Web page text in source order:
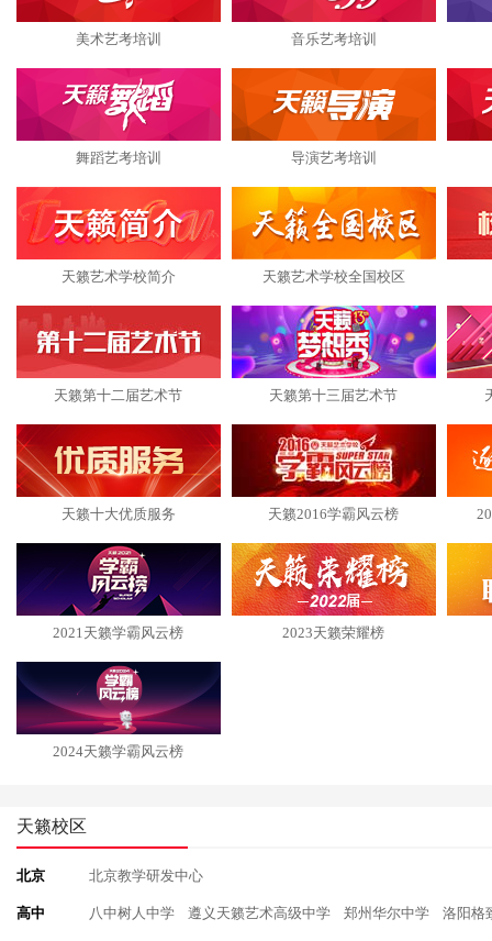
美术艺考培训 音乐艺考培训
舞蹈艺考培训 导演艺考培训
天籁艺术学校简介 天籁艺术学校全国校区
天籁第十二届艺术节 天籁第十三届艺术节
天籁十大优质服务 天籁2016学霸风云榜
2021天籁学霸风云榜 2023天籁荣耀榜
2024天籁学霸风云榜
天籁校区
北京 北京教学研发中心
高中 八中树人中学 遵义天籁艺术高级中学 郑州华尔中学 洛阳格